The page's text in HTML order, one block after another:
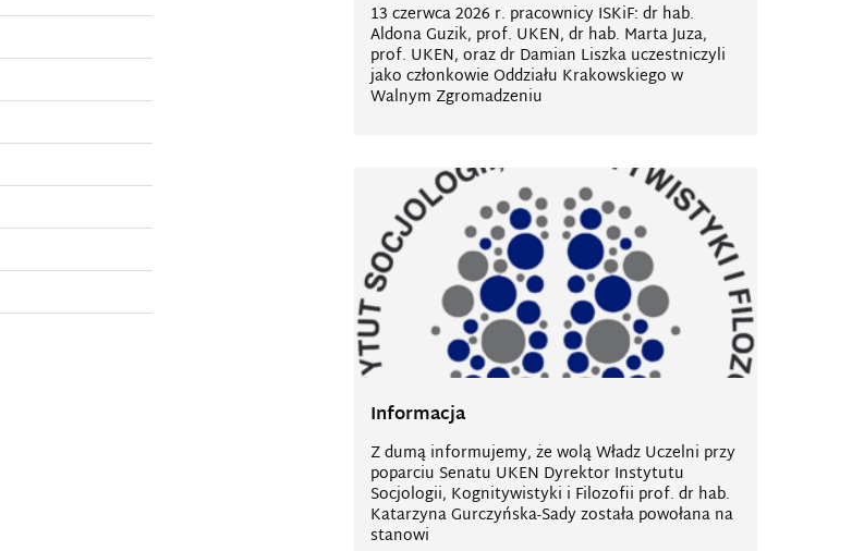
13 czerwca 2026 r. pracownicy ISKiF: dr hab.
Aldona Guzik, prof. UKEN, dr hab. Marta Juza,
prof. UKEN, oraz dr Damian Liszka uczestniczyli
jako członkowie Oddziału Krakowskiego w
Walnym Zgromadzeniu
Informacja
Z dumą informujemy, że wolą Władz Uczelni przy
poparciu Senatu UKEN Dyrektor Instytutu
Socjologii, Kognitywistyki i Filozofii prof. dr hab.
Katarzyna Gurczyńska-Sady została powołana na
stanowi